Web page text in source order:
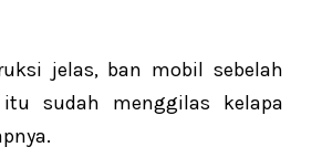
jelas, ban mobil sebelah
sudah menggilas kelapa